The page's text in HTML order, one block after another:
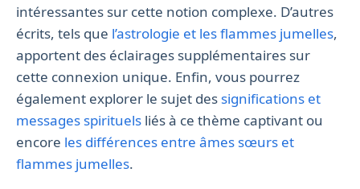
intéressantes sur cette notion complexe. D’autres
écrits, tels que l’astrologie et les flammes jumelles,
apportent des éclairages supplémentaires sur
cette connexion unique. Enfin, vous pourrez
également explorer le sujet des significations et
messages spirituels liés à ce thème captivant ou
encore les différences entre âmes sœurs et
flammes jumelles.